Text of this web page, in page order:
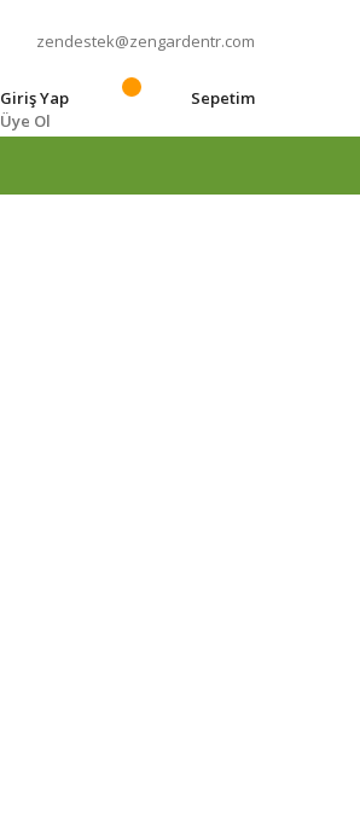
zendestek@zengardentr.com
Giriş Yap
Üye Ol
Sepetim